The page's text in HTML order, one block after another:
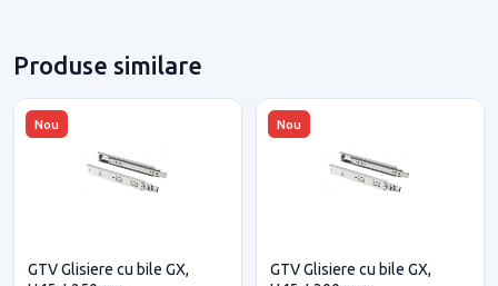
Produse similare
Nou
GTV Glisiere cu bile GX,
Nou
GTV Glisiere cu bile GX,